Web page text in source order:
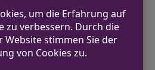
Herkunft nun
wird.
von Abfall-